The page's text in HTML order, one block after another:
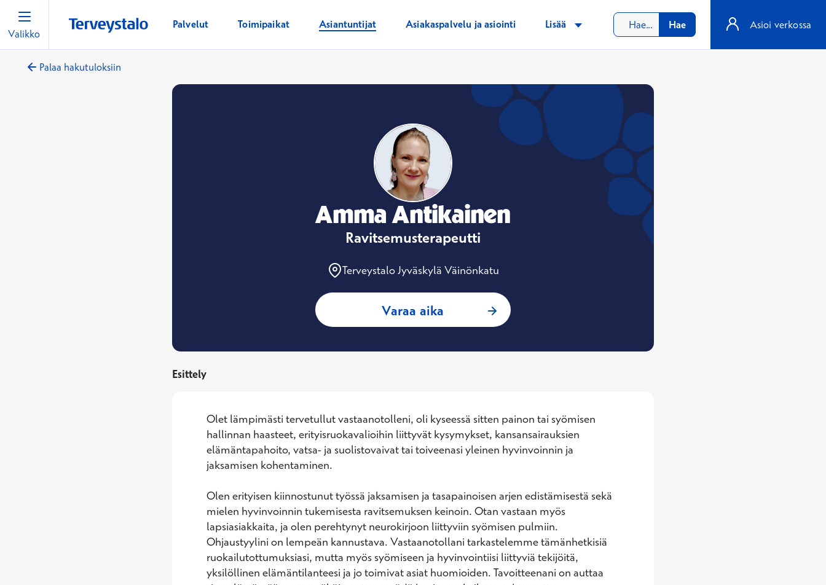
Valikko
Palvelut Toimipaikat Asiantuntijat Asiakaspalvelu ja asiointi Lisää Hae Asioi verkossa
Palaa hakutuloksiin
Amma Antikainen
Ravitsemusterapeutti
Terveystalo Jyväskylä Väinönkatu
Varaa aika : Amma Antikainen, Ravitsemusterapeutti
Esittely
Olet lämpimästi tervetullut vastaanotolleni, oli kyseessä sitten painon tai syömisen
hallinnan haasteet, erityisruokavalioihin liittyvät kysymykset, kansansairauksien
elämäntapahoito, vatsa- ja suolistovaivat tai toiveenasi yleinen hyvinvoinnin ja
jaksamisen kohentaminen.
Olen erityisen kiinnostunut työssä jaksamisen ja tasapainoisen arjen edistämisestä sekä
mielen hyvinvoinnin tukemisesta ravitsemuksen keinoin. Otan vastaan myös
lapsiasiakkaita, ja olen perehtynyt neurokirjoon liittyviin syömisen pulmiin.
Ohjaustyylini on lempeän kannustava. Vastaanotollani tarkastelemme tämänhetkisiä
ruokailutottumuksiasi, mutta myös syömiseen ja hyvinvointiisi liittyviä tekijöitä,
yksilöllinen elämäntilanteesi ja jo toimivat asiat huomioiden. Tavoitteenani on auttaa